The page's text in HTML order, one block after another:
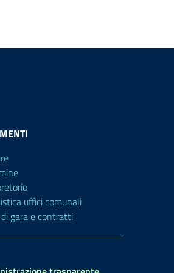
uffici comunali
gara e contratti